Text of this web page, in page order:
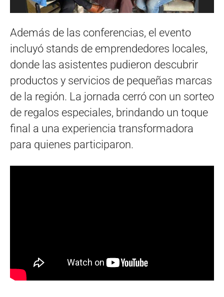
Además de las conferencias, el evento
incluyó stands de emprendedores locales,
donde las asistentes pudieron descubrir
productos y servicios de pequeñas marcas
de la región. La jornada cerró con un sorteo
de regalos especiales, brindando un toque
final a una experiencia transformadora
para quienes participaron.